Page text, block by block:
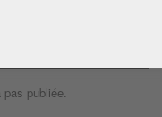
publiée.